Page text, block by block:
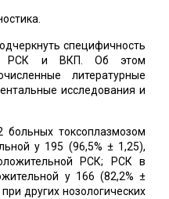
специфичность
РСК и ВКП. Об этом
литературные
исследования и
токсоплазмозом
у 195 (96,5% ± 1,25),
РСК; РСК в
у 166 (82,2% ±
других нозологических